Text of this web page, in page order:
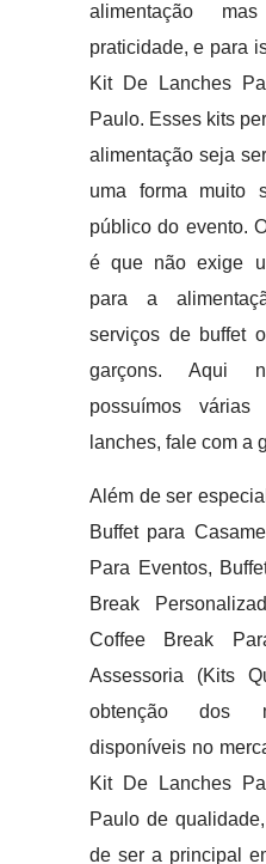
alimentação
praticidade, e para
Kit De Lanches
Paulo. Esses kits
alimentação seja
uma forma muito
público do evento.
é que não exige
para a
serviços de buffet
garçons. Aqui
possuímos
lanches, fale com a
Além de ser
Buffet para
Para Eventos,
Break
Coffee Break
Assessoria (Kits
obtenção dos
disponíveis no
Kit De Lanches
Paulo de
de ser a principal